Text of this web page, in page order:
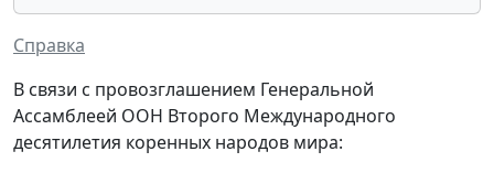
Справка
В связи с провозглашением Генеральной
Ассамблеей ООН Второго Международного
десятилетия коренных народов мира: